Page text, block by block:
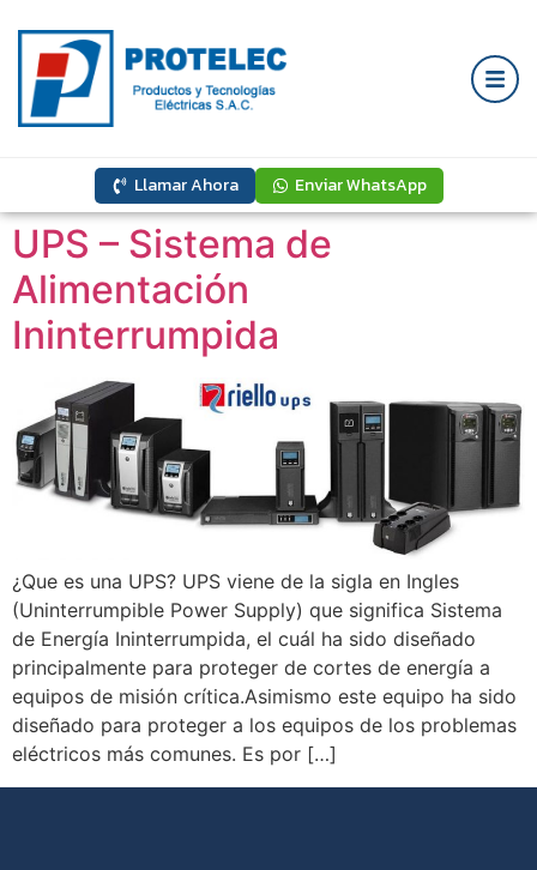
Llamar Ahora Enviar WhatsApp
UPS – Sistema de
Alimentación
Ininterrumpida
¿Que es una UPS? UPS viene de la sigla en Ingles
(Uninterrumpible Power Supply) que significa Sistema
de Energía Ininterrumpida, el cuál ha sido diseñado
principalmente para proteger de cortes de energía a
equipos de misión crítica.Asimismo este equipo ha sido
diseñado para proteger a los equipos de los problemas
eléctricos más comunes. Es por […]